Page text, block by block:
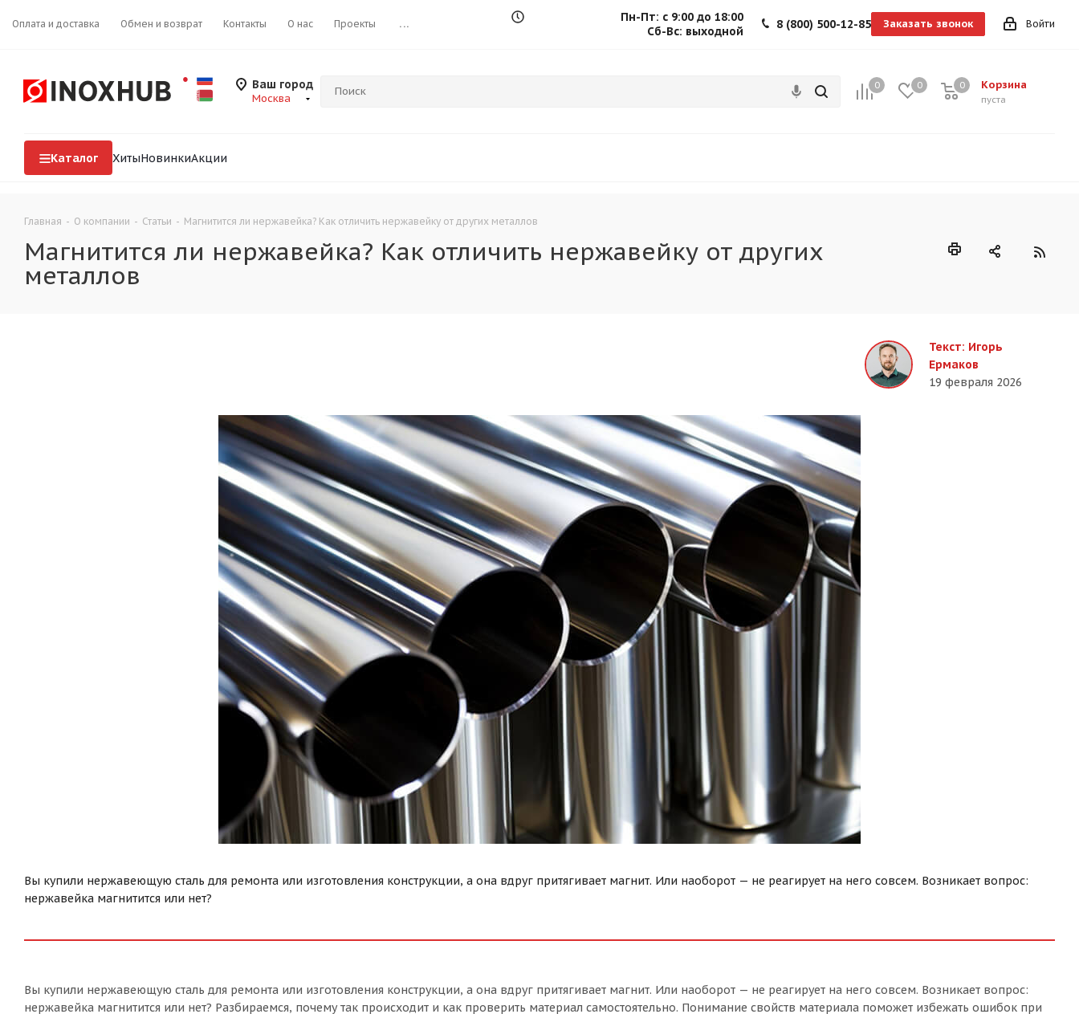
Оплата и доставка Обмен и возврат Контакты О нас Проекты ... Войти
8 (800) 500-12-85 Заказать звонок
Пн-Пт: с 9:00 до 18:00
Сб-Вс: выходной
Ваш город
Москва
0 0 Корзина
0
пуста
0
Каталог ХитыНовинкиАкции
Главная - О компании - Статьи - Магнитится ли нержавейка? Как отличить нержавейку от других металлов
Магнитится ли нержавейка? Как отличить нержавейку от других
металлов
Текст: Игорь
Ермаков
19 февраля 2026
Вы купили нержавеющую сталь для ремонта или изготовления конструкции, а она вдруг притягивает магнит. Или наоборот — не реагирует на него совсем. Возникает вопрос:
нержавейка магнитится или нет?
Вы купили нержавеющую сталь для ремонта или изготовления конструкции, а она вдруг притягивает магнит. Или наоборот — не реагирует на него совсем. Возникает вопрос:
нержавейка магнитится или нет? Разбираемся, почему так происходит и как проверить материал самостоятельно. Понимание свойств материала поможет избежать ошибок при